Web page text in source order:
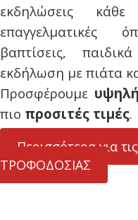
εκδηλώσεις
επαγγελματικές
βαπτίσεις,
εκδήλωση με πιάτα
Προσφέρουμε
πιο προσιτές τιμές.
Περισσότερα για
ΤΡΟΦΟΔΟΣΙΑΣ